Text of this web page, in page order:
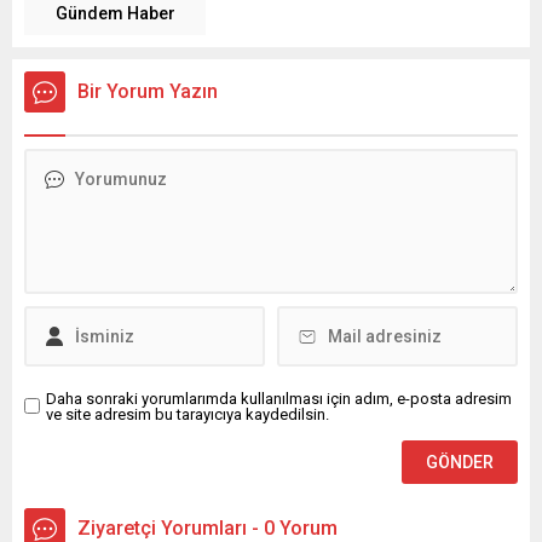
Gündem Haber
Bir Yorum Yazın
Daha sonraki yorumlarımda kullanılması için adım, e-posta adresim
ve site adresim bu tarayıcıya kaydedilsin.
Ziyaretçi Yorumları - 0 Yorum